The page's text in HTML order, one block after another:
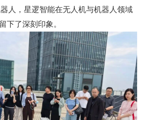
器人，星逻智能在无人机与机器人领域
下了深刻印象。